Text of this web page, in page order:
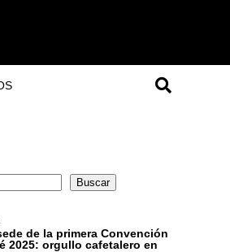
Buscar
de la primera Convención
2025: orgullo cafetalero en